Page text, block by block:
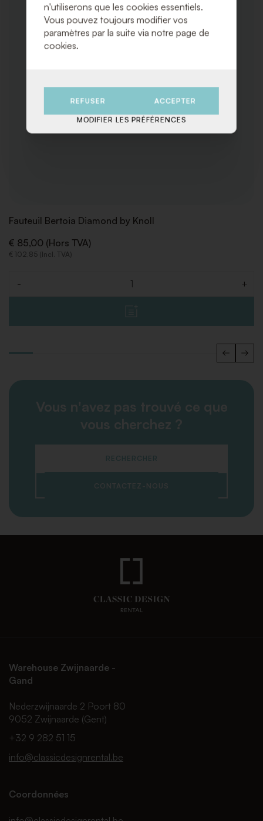
Fauteuil Bertoia Diamond by Knoll
€ 85,00 (Hors TVA)
€ 102,85 (Incl. TVA)
- +
Vous n'avez pas trouvé ce que
vous cherchez ?
RECHERCHER
CONTACTEZ-NOUS
Warehouse Zwijnaarde -
Gand
Nederzwijnaarde 2 Poort 80
9052 Zwijnaarde (Gent)
+32 9 282 51 15
info@classicdesignrental.be
Coordonnées
n'utiliserons que les cookies essentiels.
Vous pouvez toujours modifier vos
paramètres par la suite via notre page de
cookies.
REFUSER ACCEPTER
MODIFIER LES PRÉFÉRENCES